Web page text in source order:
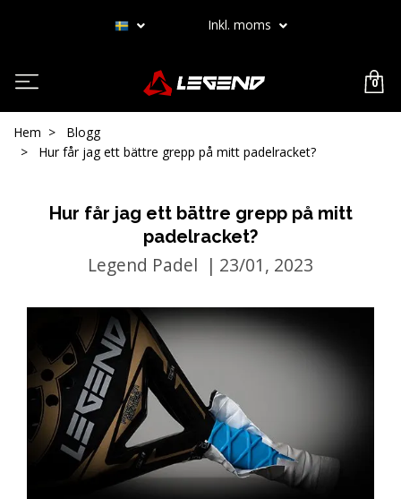
Inkl. moms
0
Hem
Blogg
Hur får jag ett bättre grepp på mitt padelracket?
Hur får jag ett bättre grepp på mitt
padelracket?
Legend Padel | 23/01, 2023